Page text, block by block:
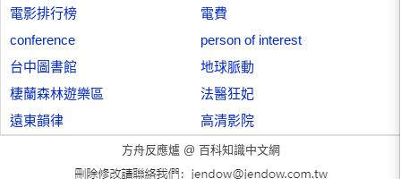
電影排行榜
電費
conference
person of interest
台中圖書館
地球脈動
棲蘭森林遊樂區
法醫狂妃
遠東韻律
高清影院
方舟反應爐 @ 百科知識中文網